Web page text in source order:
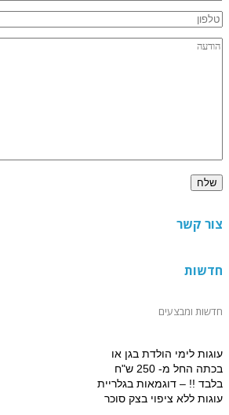
צור קשר
חדשות
חדשות ומבצעים
עוגות לימי הולדת בגן או
בכתה החל מ- 250 ש"ח
בלבד !! – דוגמאות בגלריית
עוגות ללא ציפוי בצק סוכר